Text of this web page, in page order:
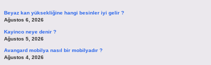
Beyaz kan yüksekliğine hangi besinler iyi gelir ?
Ağustos 6, 2026
Kayinco neye denir ?
Ağustos 5, 2026
Avangard mobilya nasıl bir mobilyadır ?
Ağustos 4, 2026